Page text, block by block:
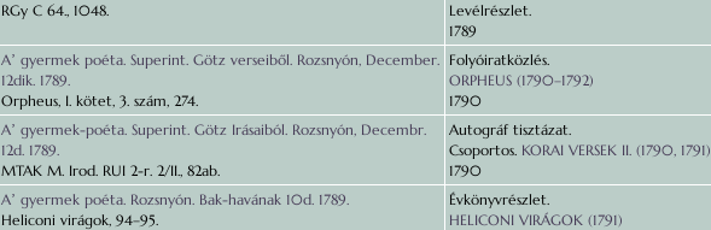
RGy C 64., 1048.
Levélrészlet.
1789
Aʼ gyermek poéta. Superint. Götz verseiből. Rozsnyón, December.
12dik. 1789.
Orpheus, I. kötet, 3. szám, 274.
Folyóiratközlés.
ORPHEUS (1790–1792)
1790
Aʼ gyermek-poéta. Superint. Götz Irásaiból. Rozsnyón, Decembr.
12d. 1789.
MTAK M. Irod. RUI 2-r. 2/II., 82ab.
Autográf tisztázat.
Csoportos. KORAI VERSEK II. (1790, 1791)
1790
Aʼ gyermek poéta. Rozsnyón. Bak-havának 10d. 1789.
Heliconi virágok, 94–95.
Évkönyvrészlet.
HELICONI VIRÁGOK (1791)